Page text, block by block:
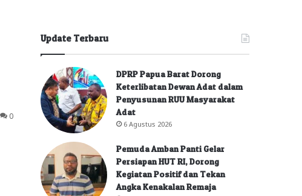
0
Update Terbaru
DPRP Papua Barat Dorong
Keterlibatan Dewan Adat dalam
Penyusunan RUU Masyarakat
Adat
6 Agustus 2026
Pemuda Amban Panti Gelar
Persiapan HUT RI, Dorong
Kegiatan Positif dan Tekan
Angka Kenakalan Remaja